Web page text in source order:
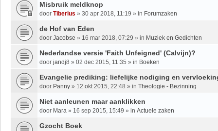
Misbruik meldknop
door Tiberius » 30 apr 2018, 11:19 » in Forumzaken
de Hof van Eden
door Jacobse » 16 mar 2018, 07:29 » in Muziek en Gedichten
Nederlandse versie 'Faith Unfeigned' (Calvijn)?
door jandj8 » 02 dec 2015, 11:35 » in Boeken
Evangelie prediking: liefelijke nodiging en
door Panny » 12 okt 2015, 22:48 » in Theologie - Bezinning
Niet aanleunen maar aanklikken
door Mara » 16 sep 2015, 15:49 » in Actuele zaken
Gzocht Boek